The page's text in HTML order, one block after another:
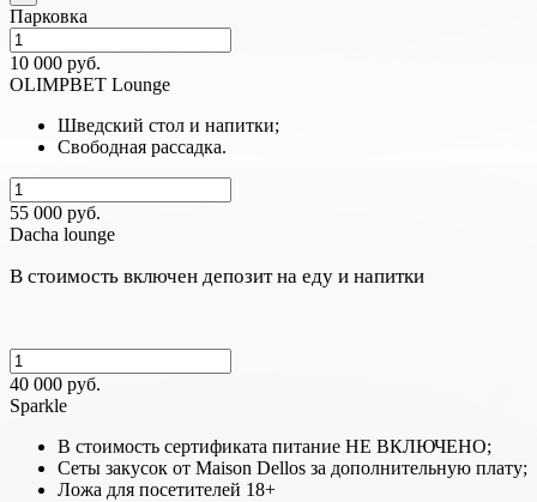
Парковка
10 000 руб.
OLIMPBET Lounge
Шведский стол и напитки;
Свободная рассадка.
55 000 руб.
Dacha lounge
В стоимость включен депозит на еду и напитки
40 000 руб.
Sparkle
В стоимость сертификата питание НЕ ВКЛЮЧЕНО;
Сеты закусок от Maison Dellos за дополнительную плату;
Ложа для посетителей 18+